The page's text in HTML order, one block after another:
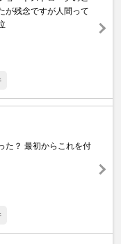
が残念ですが人間って
た？ 最初からこれを付